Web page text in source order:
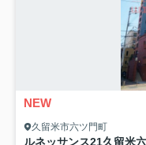
NEW
久留米市六ツ門町